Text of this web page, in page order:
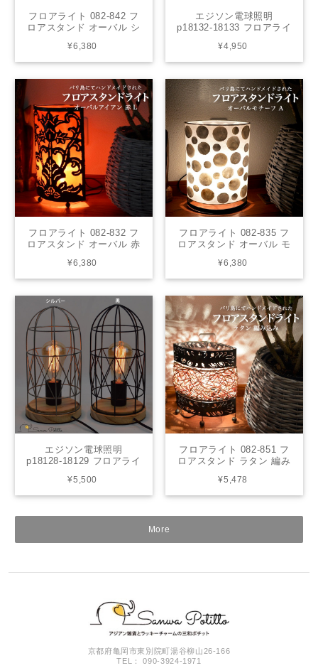
フロアライト 082-842 フ
ロアスタンド オーバル シ
寝室照明 間接照明 照明 リ
ビング 玄関 アジアンテイ
¥6,380
エジソン電球照明
p18132-18133 フロアライ
オレンジ アンティーク レ
トロ 懐かしい 昭和 ノスタ
古 P18132-18133 高さ
23cm
¥4,950
フロアライト 082-832 フ
ロアスタンド オーバル 赤
間接照明 照明 リビング 玄
関 アジアンテイスト 送料
¥6,380
フロアライト 082-835 フ
ロアスタンド オーバル モ
イト 寝室照明 間接照明 照
明 リビング 玄関 アジアン
¥6,380
エジソン電球照明
p18128-18129 フロアライ
オレンジ アンティーク レ
トロ 懐かしい 昭和 ノスタ
古 P18128-18129 高さ
¥5,500
フロアライト 082-851 フ
ロアスタンド ラタン 編み
ト 寝室照明 間接照明 照明
リビング 玄関 アジアンテ
¥5,478
More
京都府亀岡市東別院町湯谷柳山26-166
TEL： 090-3924-1971